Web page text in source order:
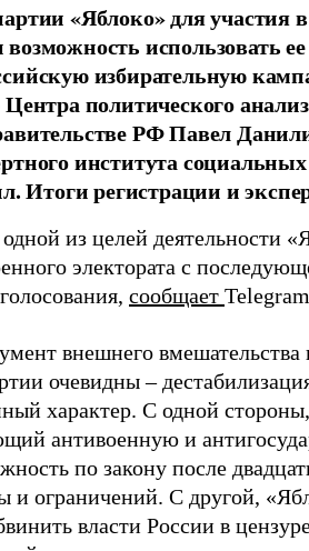
«Яблоко» для участия
использовать
избирательную
политического
РФ Павел
института
Итоги регистрации и
из целей деятельности
электората с
сообщает
внешнего
очевидны –
характер. С одной
антивоенную и
по закону после
и ограничений. С другой,
власти России в